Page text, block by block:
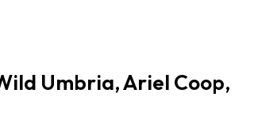
Umbria, Ariel Coop,